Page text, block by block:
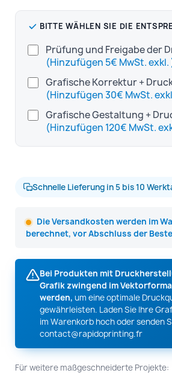
BITTE WÄHLEN SIE DIE
Prüfung und Freigabe der
Grafische Korrektur +
Grafische Gestaltung +
Schnelle Lieferung in 5 bis 10
Die Versandkosten werden im
berechnet, vor Abschluss der
Bei Produkten mit
Grafik zwingend im
werden, um eine optimale
gewährleisten. Laden Sie Ihre
im Warenkorb hoch oder senden
contact@rapidoprinting.fr
Für weitere maßgeschneiderte Projekte: